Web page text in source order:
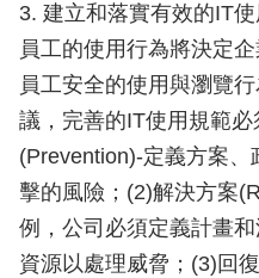
3. 建立和落實有效的IT
員工的使用行為將決定
員工安全的使用與瀏覽
議，完善的IT使用規範
(Prevention)-定義方案
擊的風險；(2)解決方案
例，公司必須定義計畫
資源以處理威脅；(3)回